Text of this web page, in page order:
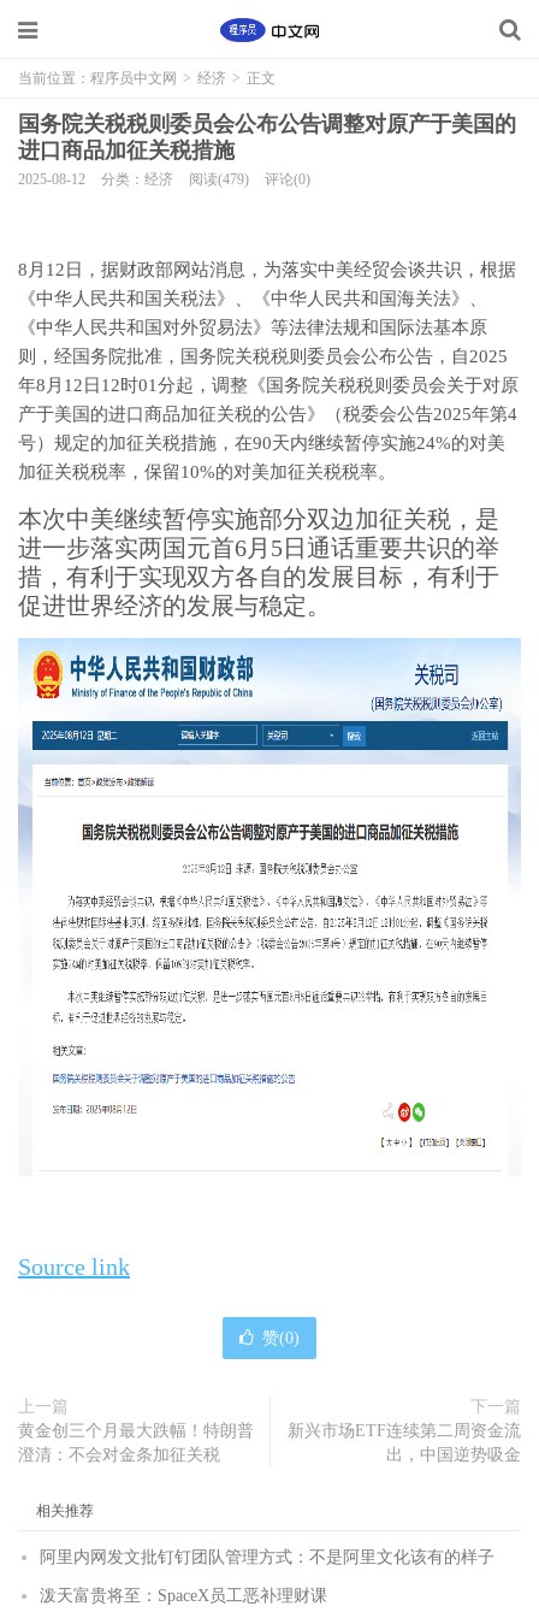
当前位置： 程序员中文网 > 经济 > 正文
国务院关税税则委员会公布公告调整对原产于美国的
进口商品加征关税措施
2025-08-12 分类：经济 阅读(479) 评论(0)
8月12日，据财政部网站消息，为落实中美经贸会谈共识，根据
《中华人民共和国关税法》、《中华人民共和国海关法》、
《中华人民共和国对外贸易法》等法律法规和国际法基本原
则，经国务院批准，国务院关税税则委员会公布公告，自2025
年8月12日12时01分起，调整《国务院关税税则委员会关于对原
产于美国的进口商品加征关税的公告》（税委会公告2025年第4
号）规定的加征关税措施，在90天内继续暂停实施24%的对美
加征关税税率，保留10%的对美加征关税税率。
本次中美继续暂停实施部分双边加征关税，是
进一步落实两国元首6月5日通话重要共识的举
措，有利于实现双方各自的发展目标，有利于
促进世界经济的发展与稳定。
Source link
赞(0)
上一篇
黄金创三个月最大跌幅！特朗普
澄清：不会对金条加征关税
下一篇
新兴市场ETF连续第二周资金流
出，中国逆势吸金
相关推荐
阿里内网发文批钉钉团队管理方式：不是阿里文化该有的样子
泼天富贵将至：SpaceX员工恶补理财课